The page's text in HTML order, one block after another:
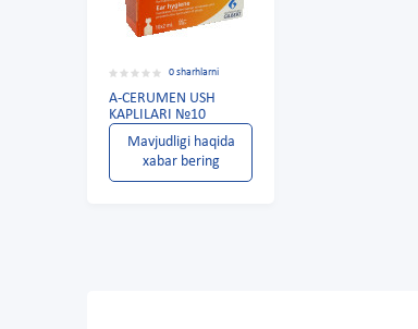
0 sharhlarni
A-CERUMEN USH
KAPLILARI №10
Mavjudligi haqida
xabar bering